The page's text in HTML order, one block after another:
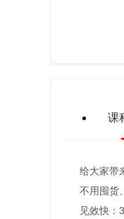
课
给大家带
不用囤货
见效快：